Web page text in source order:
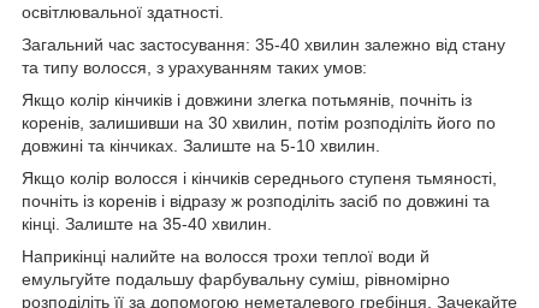
освітлювальної здатності.
Загальний час застосування: 35-40 хвилин залежно від стану
та типу волосся, з урахуванням таких умов:
Якщо колір кінчиків і довжини злегка потьмянів, почніть із
коренів, залишивши на 30 хвилин, потім розподіліть його по
довжині та кінчиках. Залиште на 5-10 хвилин.
Якщо колір волосся і кінчиків середнього ступеня тьмяності,
почніть із коренів і відразу ж розподіліть засіб по довжині та
кінці. Залиште на 35-40 хвилин.
Наприкінці налийте на волосся трохи теплої води й
емульгуйте подальшу фарбувальну суміш, рівномірно
розподіліть її за допомогою неметалевого гребінця. Зачекайте